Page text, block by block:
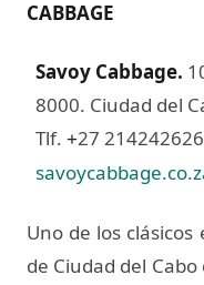
CABBAGE
Savoy Cabbage.
8000. Ciudad del
Tlf. +27 214242626
Uno de los
de Ciudad del